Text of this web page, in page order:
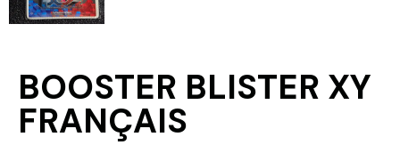
BOOSTER BLISTER XY
FRANÇAIS